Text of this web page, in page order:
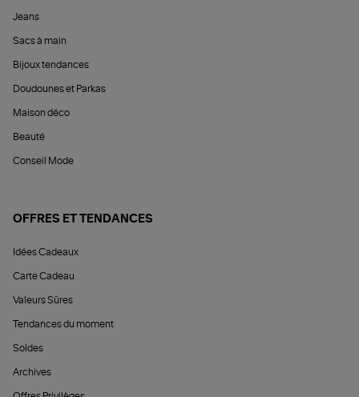
Jeans
Sacs à main
Bijoux tendances
Doudounes et Parkas
Maison déco
Beauté
Conseil Mode
OFFRES ET TENDANCES
Idées Cadeaux
Carte Cadeau
Valeurs Sûres
Tendances du moment
Soldes
Archives